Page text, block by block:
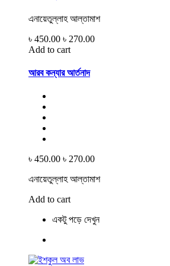
এনায়েতুল্লাহ আল্‌তামাশ
৳ 450.00 ৳ 270.00
Add to cart
আরব কন্যার আর্তনাদ
৳ 450.00 ৳ 270.00
এনায়েতুল্লাহ আল্‌তামাশ
Add to cart
একটু পড়ে দেখুন